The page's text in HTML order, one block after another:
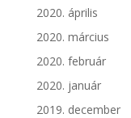
2020. április
2020. március
2020. február
2020. január
2019. december